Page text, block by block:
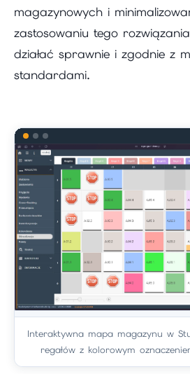
magazynowych i
zastosowaniu tego
działać sprawnie i zgodnie z
standardami.
Interaktywna mapa magazynu w
regałów z kolorowym